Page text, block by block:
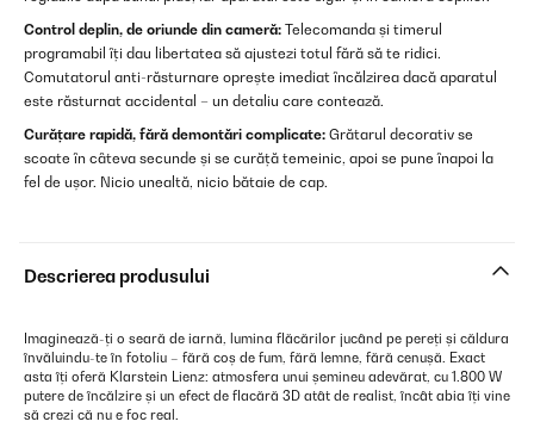
Control deplin, de oriunde din cameră: Telecomanda și timerul
programabil îți dau libertatea să ajustezi totul fără să te ridici.
Comutatorul anti-răsturnare oprește imediat încălzirea dacă aparatul
este răsturnat accidental – un detaliu care contează.
Curățare rapidă, fără demontări complicate: Grătarul decorativ se
scoate în câteva secunde și se curăță temeinic, apoi se pune înapoi la
fel de ușor. Nicio unealtă, nicio bătaie de cap.
Descrierea produsului
Imaginează-ți o seară de iarnă, lumina flăcărilor jucând pe pereți și căldura
învăluindu-te în fotoliu – fără coș de fum, fără lemne, fără cenușă. Exact
asta îți oferă Klarstein Lienz: atmosfera unui șemineu adevărat, cu 1.800 W
putere de încălzire și un efect de flacără 3D atât de realist, încât abia îți vine
să crezi că nu e foc real.